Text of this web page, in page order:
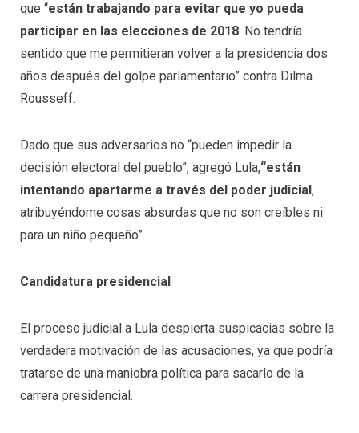
que “están trabajando para evitar que yo pueda
participar en las elecciones de 2018. No tendría
sentido que me permitieran volver a la presidencia dos
años después del golpe parlamentario” contra Dilma
Rousseff.
Dado que sus adversarios no “pueden impedir la
decisión electoral del pueblo”, agregó Lula,“están
intentando apartarme a través del poder judicial ,
atribuyéndome cosas absurdas que no son creíbles ni
para un niño pequeño”.
Candidatura presidencial
El proceso judicial a Lula despierta suspicacias sobre la
verdadera motivación de las acusaciones, ya que podría
tratarse de una maniobra política para sacarlo de la
carrera presidencial.